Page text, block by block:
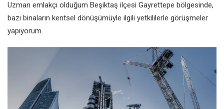
Sektörel Bilgiler
Bilgilendirme
Türkçe
Uzman emlakçı olduğum Beşiktaş ilçesi Gayrettepe bölgesinde,
bazı binaların kentsel dönüşümüyle ilgili yetkililerle görüşmeler
yapıyorum.